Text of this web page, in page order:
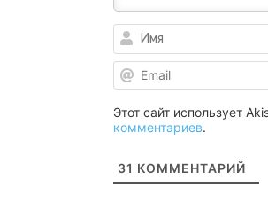
Этот сайт использует
комментариев.
31 КОММЕНТАРИЙ